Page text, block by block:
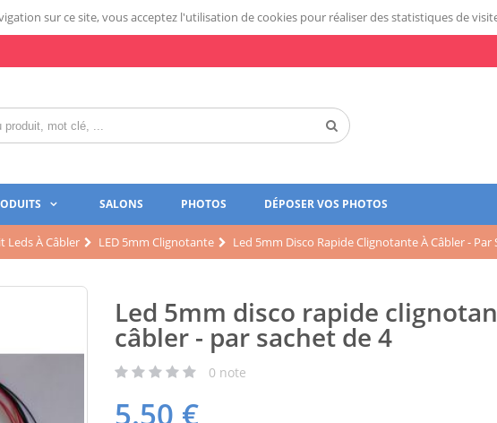
sur ce site, vous acceptez l'utilisation de cookies pour réaliser des statistiques de
SALONS PHOTOS DÉPOSER VOS PHOTOS
Leds À Câbler LED 5mm Clignotante Led 5mm Disco Rapide Clignotante À Câbler - Par
Led 5mm disco rapide
câbler - par sachet de 4
0 note
5.50 €